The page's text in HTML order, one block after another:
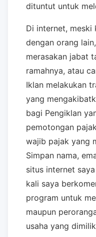
dituntut untuk
Di internet,
dengan orang
merasakan jabat
ramahnya, atau
Iklan melakukan
yang
bagi Pengiklan
pemotongan
wajib pajak yang
Simpan nama,
situs internet
kali saya
program untuk
maupun
usaha yang